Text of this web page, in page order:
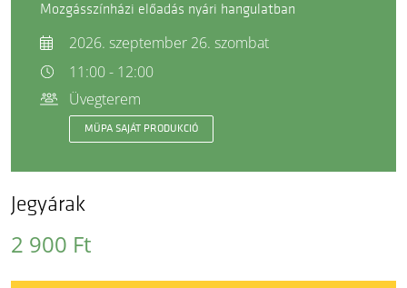
Mozgásszínházi előadás nyári hangulatban
2026. szeptember 26. szombat
11:00 - 12:00
Üvegterem
MÜPA SAJÁT PRODUKCIÓ
Jegyárak
2 900 Ft